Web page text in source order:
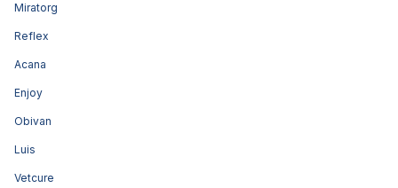
Miratorg
Reflex
Acana
Enjoy
Obivan
Luis
Vetcure